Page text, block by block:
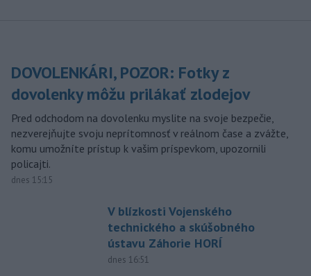
DOVOLENKÁRI, POZOR: Fotky z
dovolenky môžu prilákať zlodejov
Pred odchodom na dovolenku myslite na svoje bezpečie,
nezverejňujte svoju neprítomnosť v reálnom čase a zvážte,
komu umožníte prístup k vašim príspevkom, upozornili
policajti.
dnes 15:15
V blízkosti Vojenského
technického a skúšobného
ústavu Záhorie HORÍ
dnes 16:51